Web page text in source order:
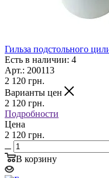
Гильза подстольного
Есть в наличии: 4
Арт.: 200113
2 120 грн.
Варианты цен
2 120 грн.
Подробности
Цена
2 120 грн.
В корзину